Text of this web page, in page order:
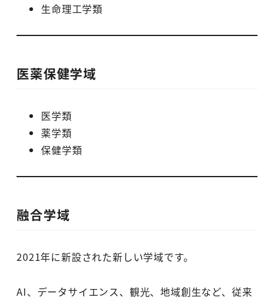
生命理工学類
医薬保健学域
医学類
薬学類
保健学類
融合学域
2021年に新設された新しい学域です。
AI、データサイエンス、観光、地域創生など、従来